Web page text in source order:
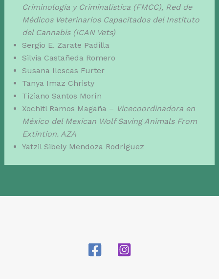
Criminología y Criminalística (FMCC), Red de
Médicos Veterinarios Capacitados del Instituto
del Cannabis (ICAN Vets)
Sergio E. Zarate Padilla
Silvia Castañeda Romero
Susana Ilescas Furter
Tanya Imaz Christy
Tiziano Santos Morín
Xochitl Ramos Magaña – Vicecoordinadora en
México del Mexican Wolf Saving Animals From
Extintion. AZA
Yatzil Sibely Mendoza Rodríguez